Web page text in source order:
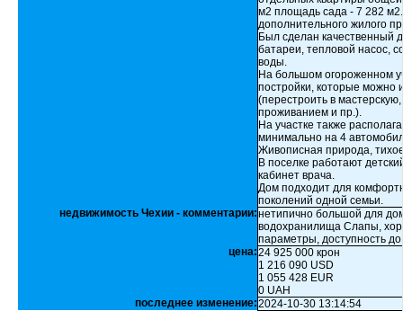
м2 площадь сада - 7 282
дополнительного жилого
Был сделан качественный
батареи, тепловой насос,
воды.
На большом огороженном
постройки, которые можно
(перестроить в
проживанием и пр.).
На участке также
минимально на 4
Живописная природа,
В поселке работают
кабинет врача.
Дом подходит для
поколений одной семьи.
недвижимость Чехии - комментарии:нетипично большой для
водохранилища Слапы,
параметры, доступность
цена:24 925 000 крон
1 216 090 USD
1 055 428 EUR
0 UAH
последнее изменение:2024-10-30 13:14:54